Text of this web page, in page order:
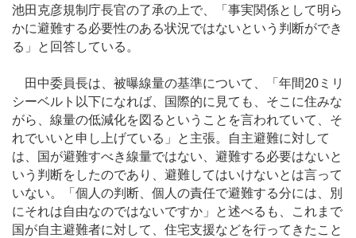
池田克彦規制庁長官の了承の上で、「事実関係として明ら
かに避難する必要性のある状況ではないという判断ができ
る」と回答している。
田中委員長は、被曝線量の基準について、「年間20ミリ
シーベルト以下になれば、国際的に見ても、そこに住みな
がら、線量の低減化を図るということを言われていて、そ
れでいいと申し上げている」と主張。自主避難に対して
は、国が避難すべき線量ではない、避難する必要はないと
いう判断をしたのであり、避難してはいけないとは言って
いない。「個人の判断、個人の責任で避難する分には、別
にそれは自由なのではないですか」と述べるも、これまで
国が自主避難者に対して、住宅支援などを行ってきたこと